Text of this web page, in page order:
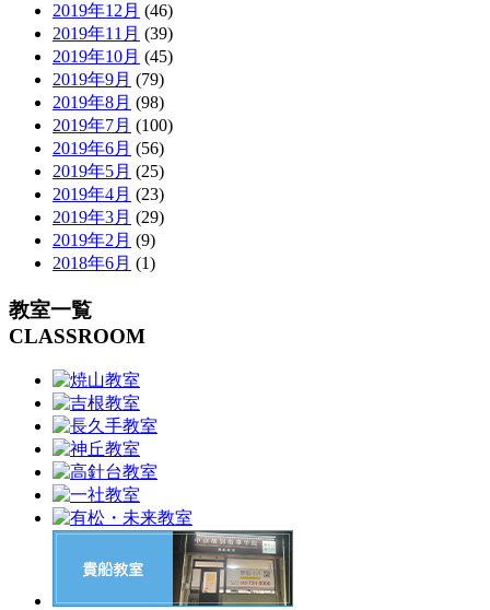
2019年12月 (46)
2019年11月 (39)
2019年10月 (45)
2019年9月 (79)
2019年8月 (98)
2019年7月 (100)
2019年6月 (56)
2019年5月 (25)
2019年4月 (23)
2019年3月 (29)
2019年2月 (9)
2018年6月 (1)
教室一覧
CLASSROOM